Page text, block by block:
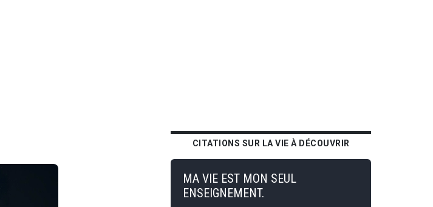
CITATIONS SUR LA VIE À DÉCOUVRIR
MA VIE EST MON SEUL
ENSEIGNEMENT.